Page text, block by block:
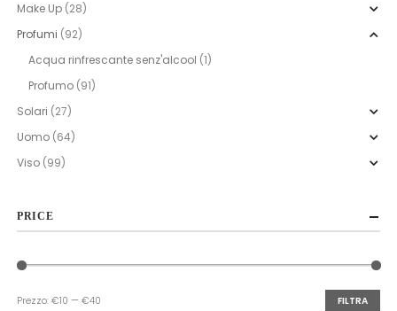
Make Up (28)
Profumi (92)
Acqua rinfrescante senz'alcool (1)
Profumo (91)
Solari (27)
Uomo (64)
Viso (99)
PRICE
FILTRA
Prezzo:€10 —€40